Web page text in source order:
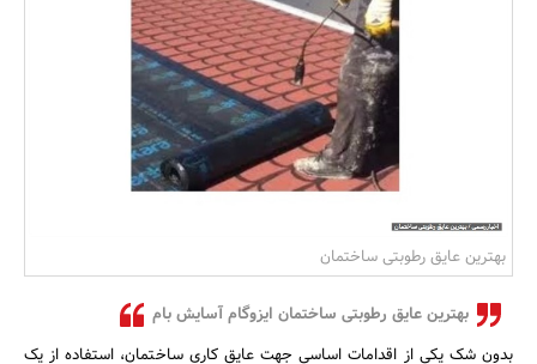
بانک، بیمه و سرمایه
مسکن و ساختمان
بهترین عایق رطوبتی ساختمان
بهترین عایق رطوبتی ساختمان ایزوگام آسایش بام
بدون شک یکی از اقدامات اساسی جهت عایق کاری ساختمان، استفاده از یک